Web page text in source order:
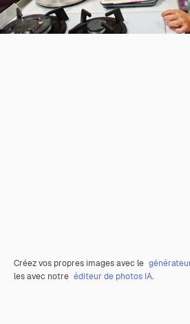
Créez vos propres images avec le
les avec notre éditeur de photos IA.